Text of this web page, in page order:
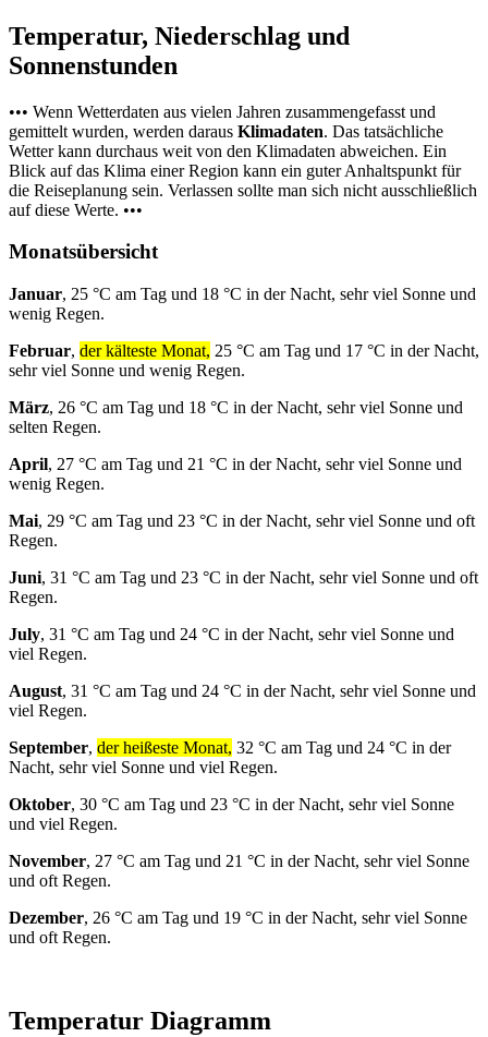
Temperatur, Niederschlag und
Sonnenstunden
••• Wenn Wetterdaten aus vielen Jahren zusammengefasst und
gemittelt wurden, werden daraus Klimadaten. Das tatsächliche
Wetter kann durchaus weit von den Klimadaten abweichen. Ein
Blick auf das Klima einer Region kann ein guter Anhaltspunkt für
die Reiseplanung sein. Verlassen sollte man sich nicht ausschließlich
auf diese Werte. •••
Monatsübersicht
Januar, 25 °C am Tag und 18 °C in der Nacht, sehr viel Sonne und
wenig Regen.
Februar, der kälteste Monat, 25 °C am Tag und 17 °C in der Nacht,
sehr viel Sonne und wenig Regen.
März, 26 °C am Tag und 18 °C in der Nacht, sehr viel Sonne und
selten Regen.
April, 27 °C am Tag und 21 °C in der Nacht, sehr viel Sonne und
wenig Regen.
Mai, 29 °C am Tag und 23 °C in der Nacht, sehr viel Sonne und oft
Regen.
Juni, 31 °C am Tag und 23 °C in der Nacht, sehr viel Sonne und oft
Regen.
July, 31 °C am Tag und 24 °C in der Nacht, sehr viel Sonne und
viel Regen.
August, 31 °C am Tag und 24 °C in der Nacht, sehr viel Sonne und
viel Regen.
September, der heißeste Monat, 32 °C am Tag und 24 °C in der
Nacht, sehr viel Sonne und viel Regen.
Oktober, 30 °C am Tag und 23 °C in der Nacht, sehr viel Sonne
und viel Regen.
November, 27 °C am Tag und 21 °C in der Nacht, sehr viel Sonne
und oft Regen.
Dezember, 26 °C am Tag und 19 °C in der Nacht, sehr viel Sonne
und oft Regen.
Temperatur Diagramm